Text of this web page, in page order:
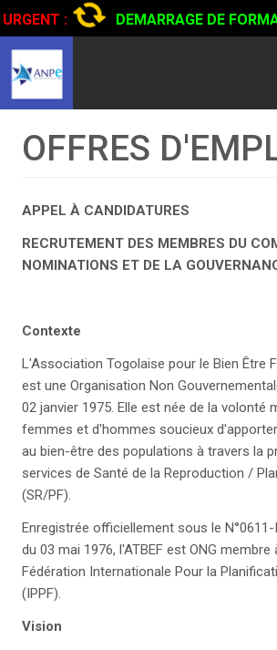
URGENT :
DEMARRAGE DE
CERTIFIANTE EN CONDUITE DE
LIRE
OFFRES
APPEL À CANDIDATURES
RECRUTEMENT DES MEMBRES DU
NOMINATIONS ET DE LA
Contexte
L'Association Togolaise pour le Bien Être
est une Organisation Non
02 janvier 1975. Elle est née de la volonté
femmes et d'hommes soucieux
au bien-être des populations à travers la
services de Santé de la Reproduction /
(SR/PF).
Enregistrée officiellement sous le N°0611-
du 03 mai 1976, l'ATBEF est ONG
Fédération Internationale Pour la
(IPPF).
Vision